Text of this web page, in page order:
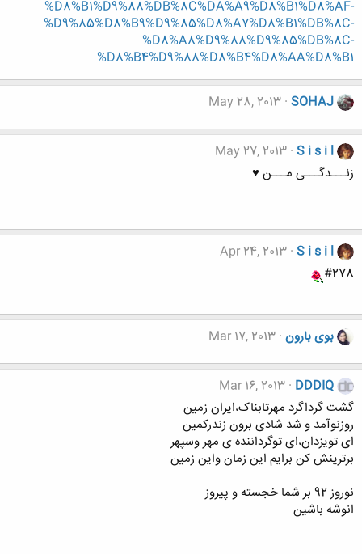
%D8%B1%D9%88%DB%8C%DA%A9%D8%B1%D8%AF-
%D9%85%D8%B9%D9%85%D8%A7%D8%B1%DB%8C-
%D8%A8%D9%88%D9%85%DB%8C-
%D8%B4%D9%88%D8%B4%D8%AA%D8%B1
SOHAJ
May 28, 2013
S i s i l
May 27, 2013
زنـــدگـــی مـــن ♥
S i s i l
Apr 24, 2013
#278
بوی بارون Mar 17, 2013
DDDIQ
Mar 16, 2013
گشت گرداگرد مهرتابناک،ایران زمین
روزنوآمد و شد شادی برون زندرکمین
ای تویزدان،ای توگرداننده ی مهر وسپهر
برترینش کن برایم این زمان واین زمین
نوروز 92 بر شما خجسته و پیروز
انوشه باشین